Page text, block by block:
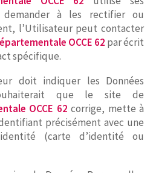
demander à les rectifier ou
l’Utilisateur peut contacter
OCCE 62 par écrit
spécifique.
doit indiquer les Données
que le site de
OCCE 62 corrige, mette à
précisément avec une
(carte d’identité ou